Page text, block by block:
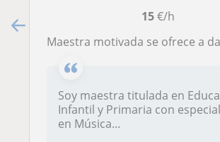
15€/h
Maestra motivada se ofrece a dar clases particulares online y presencial (Vitoria-Gasteiz) de todas las
Soy maestra titulada en
Infantil y Primaria con
en Música...